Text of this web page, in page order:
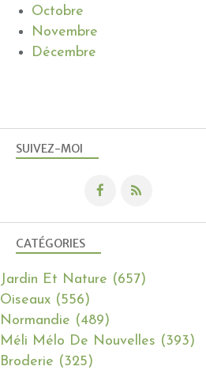
SUIVEZ-MOI
CATÉGORIES
Jardin Et Nature (657)
Oiseaux (556)
Normandie (489)
Méli Mélo De Nouvelles (393)
Broderie (325)
Octobre
Novembre
Décembre